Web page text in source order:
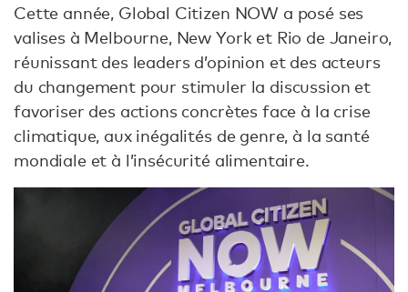
Cette année, Global Citizen NOW a posé ses
valises à Melbourne, New York et Rio de Janeiro,
réunissant des leaders d’opinion et des acteurs
du changement pour stimuler la discussion et
favoriser des actions concrètes face à la crise
climatique, aux inégalités de genre, à la santé
mondiale et à l’insécurité alimentaire.